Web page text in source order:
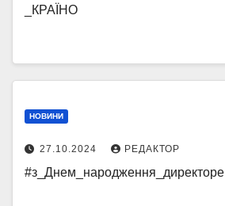
_КРАЇНО
НОВИНИ
27.10.2024 РЕДАКТОР
#з_Днем_народження_директоре